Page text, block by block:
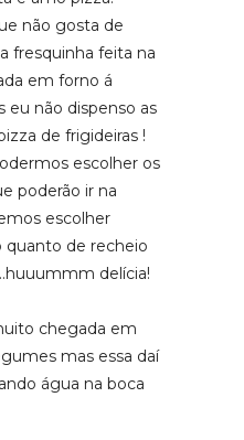
não gosta de
fresquinha feita na
em forno á
eu não dispenso as
de frigideiras !
escolher os
poderão ir na
escolher
de recheio
delícia!
chegada em
mas essa daí
água na boca